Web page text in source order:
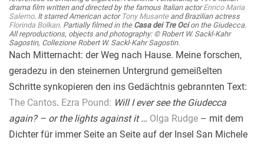
drama film written and directed by the famous Italian actorEnrico Maria
Salerno. It starred American actor Tony Musanteand Brazilian actress
Florinda Bolkan. Partially filmed in the Casa dei Tre Ocion the Giudecca.
All reproductions, objects and photography: © Robert W. Sackl-Kahr
Sagostin, Collezione Robert W. Sackl-Kahr Sagostin.
Nach Mitternacht: der Weg nach Hause. Meine forschen,
geradezu in den steinernen Untergrund gemeißelten
Schritte synkopieren den ins Gedächtnis gebrannten Text:
The Cantos. Ezra Pound: Will I ever see the Giudecca
again? – or the lights against it … Olga Rudge – mit dem
Dichter für immer Seite an Seite auf der Insel San Michele